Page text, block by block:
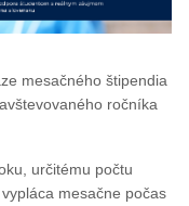
mesačného štipendia
ročníka
určitému počtu
mesačne počas